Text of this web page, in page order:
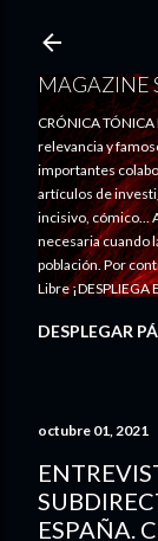
MAGAZINE
CRÓNICA
relevancia y
importantes
artículos de
incisivo, cómico...
necesaria cuando
población. Por
Libre ¡DESPLIEGA
DESPLEGAR
octubre 01, 2021
ESPAÑA.